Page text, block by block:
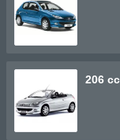
206